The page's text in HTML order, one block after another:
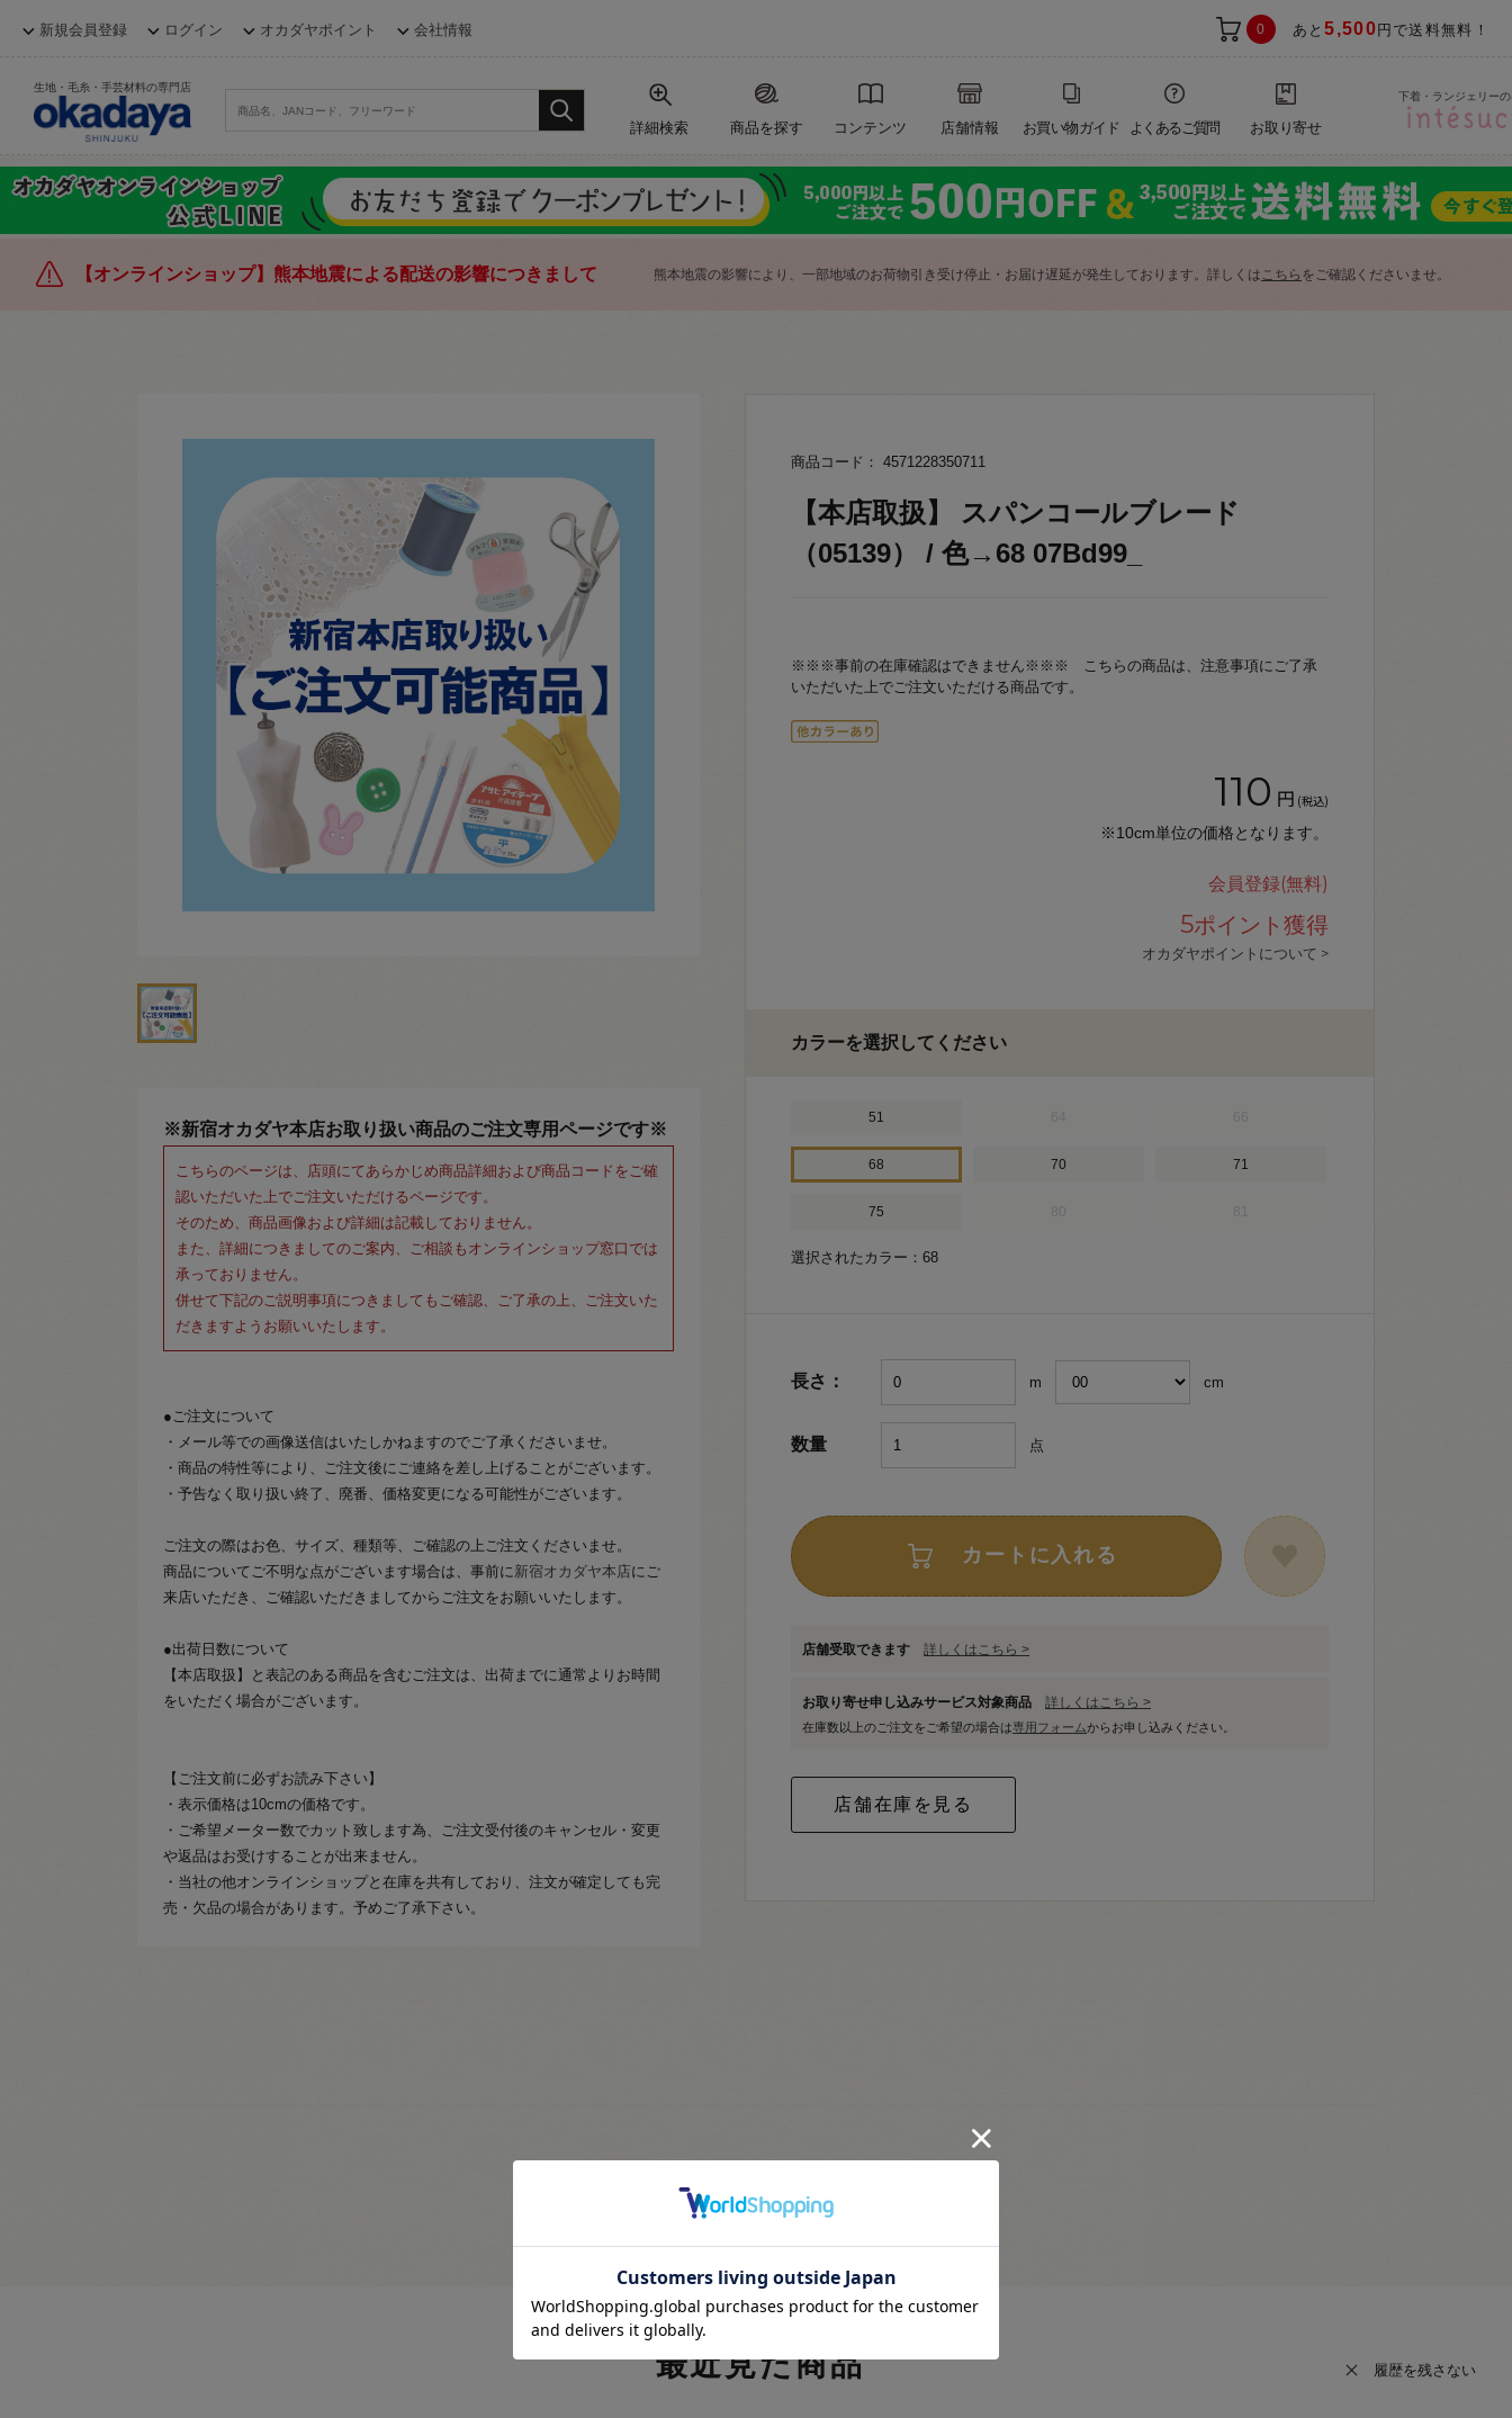
新規会員登録 ログイン オカダヤポイント 会社情報 0 あと5,500 円で送料無料！
生地・毛糸・手芸材料の専門店
詳細検索 商品を探す コンテンツ 店舗情報 お買い物ガイド よくあるご質問 お取り寄せ
下着・ランジェリー
【オンラインショップ】熊本地震による配送の影響につきまして 熊本地震の影響により、一部地域のお荷物引き受け停止・お届け遅延が発生しております。詳しくはこちら をご確認くださいませ。
※新宿オカダヤ本店お取り扱い商品のご注文専用ページです※
こちらのページは、店頭にてあらかじめ商品詳細および商品コードをご確
認いただいた上でご注文いただけるページです。
そのため、商品画像および詳細は記載しておりません。
また、詳細につきましてのご案内、ご相談もオンラインショップ窓口では
承っておりません。
併せて下記のご説明事項につきましてもご確認、ご了承の上、ご注文いた
だきますようお願いいたします。
●ご注文について
・メール等での画像送信はいたしかねますのでご了承くださいませ。
・商品の特性等により、ご注文後にご連絡を差し上げることがございます。
・予告なく取り扱い終了、廃番、価格変更になる可能性がございます。
ご注文の際はお色、サイズ、種類等、ご確認の上ご注文くださいませ。
商品についてご不明な点がございます場合は、事前に 新宿オカダヤ本店にご
来店いただき、ご確認いただきましてからご注文をお願いいたします。
●出荷日数について
【本店取扱】と表記のある商品を含むご注文は、出荷までに通常よりお時間
をいただく場合がございます。
【ご注文前に必ずお読み下さい】
・表示価格は10cmの価格です。
・ご希望メーター数でカット致します為、ご注文受付後のキャンセル・変更
や返品はお受けすることが出来ません。
・当社の他オンラインショップと在庫を共有しており、注文が確定しても完
売・欠品の場合があります。予めご了承下さい。
商品コード： 4571228350711
【本店取扱】 スパンコールブレード
（05139） / 色→68 07Bd99_
※※※事前の在庫確認はできません※※※ こちらの商品は、注意事項にご了承
いただいた上でご注文いただける商品です。
110 円 (税込)
※10cm単位の価格となります。
会員登録(無料)
5ポイント獲得
オカダヤポイントについて >
カラーを選択してください
51
68 70 71
75
選択されたカラー：68
長さ： m cm
数量 点
カートに入れる
店舗受取できます 詳しくはこちら >
お取り寄せ申し込みサービス対象商品 詳しくはこちら >
在庫数以上のご注文をご希望の場合は専用フォームからお申し込みください。
最近見た商品 履歴を残さない